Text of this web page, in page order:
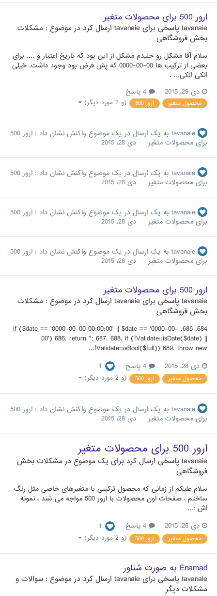
ارور 500 برای محصولات متغیر
tavanaie پاسخی برای tavanaie ارسال کرد در موضوع : مشکلات
بخش فروشگاهی
سلام آقا مشکل رو حلیدم مشکل از این بود که تاریخ اعتبار و .... برای
بعضی از ترکیب ها 00-00-0000 که پش فرض بود وجود داشت. خیلی
الکی الکی... .
دی 29، 2015
محصول متغیر ارور 500 (و 2 مورد دیگر)
tavanaie به یک ارسال در یک موضوع واکنش نشان داد :
ارور 500
برای محصولات متغیر
دی 28، 2015
tavanaie به یک ارسال در یک موضوع واکنش نشان داد :
ارور 500
برای محصولات متغیر
دی 28، 2015
tavanaie به یک ارسال در یک موضوع واکنش نشان داد :
ارور 500
برای محصولات متغیر
دی 28، 2015
tavanaie به یک ارسال در یک موضوع واکنش نشان داد :
ارور 500
برای محصولات متغیر
دی 28، 2015
ارور 500 برای محصولات متغیر
tavanaie پاسخی برای tavanaie ارسال کرد در موضوع : مشکلات
بخش فروشگاهی
684. 685. if ($date == '0000-00-00 00:00:00' || $date == '0000-00-
00') 686. return ''; 687. 688. if (!Validate::isDate($date) ||
!Validate::isBool($full)) 689. throw new...
دی 28، 2015
1
محصول متغیر ارور 500 (و 2 مورد دیگر)
tavanaie به یک ارسال در یک موضوع واکنش نشان داد :
ارور 500
برای محصولات متغیر
دی 28، 2015
ارور 500 برای محصولات متغیر
tavanaie پاسخی ارسال کرد برای یک موضوع در مشکلات بخش
فروشگاهی
سلام علیکم از زمانی که محصول ترکیبی با متغیرهای خاصی مثل رنگ
ساختم ، صفحات اون محصولات با ارور 500 مواجه می شند ، نمونه
اش :...
دی 28، 2015
1
محصول متغیر ارور 500 (و 2 مورد دیگر)
Enamad به صورت شناور
tavanaie پاسخی برای tavanaie ارسال کرد در موضوع : سوالات و
مشکلات دیگر